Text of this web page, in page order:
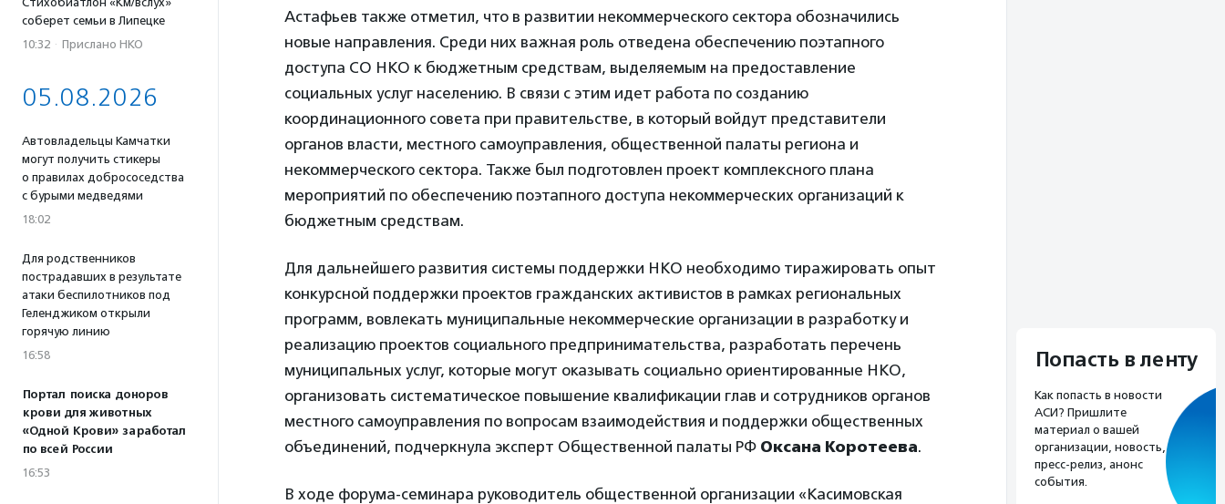
соберет семьи в Липецке
10:32 · Прислано НКО
05.08.2026
Автовладельцы Камчатки
могут получить стикеры
о правилах добрососедства
с бурыми медведями
18:02
Для родственников
пострадавших в результате
атаки беспилотников под
Геленджиком открыли
горячую линию
16:58
Портал поиска доноров
крови для животных
«Одной Крови» заработал
по всей России
16:53
Астафьев также отметил, что в развитии некоммерческого сектора обозначились
новые направления. Среди них важная роль отведена обеспечению поэтапного
доступа СО НКО к бюджетным средствам, выделяемым на предоставление
социальных услуг населению. В связи с этим идет работа по созданию
координационного совета при правительстве, в который войдут представители
органов власти, местного самоуправления, общественной палаты региона и
некоммерческого сектора. Также был подготовлен проект комплексного плана
мероприятий по обеспечению поэтапного доступа некоммерческих организаций к
бюджетным средствам.
Для дальнейшего развития системы поддержки НКО необходимо тиражировать опыт
конкурсной поддержки проектов гражданских активистов в рамках региональных
программ, вовлекать муниципальные некоммерческие организации в разработку и
реализацию проектов социального предпринимательства, разработать перечень
муниципальных услуг, которые могут оказывать социально ориентированные НКО,
организовать систематическое повышение квалификации глав и сотрудников органов
местного самоуправления по вопросам взаимодействия и поддержки общественных
объединений, подчеркнула эксперт Общественной палаты РФ Оксана Коротеева.
В ходе форума-семинара руководитель общественной организации «Касимовская
Попасть в ленту
Как попасть в новости
АСИ? Пришлите
материал о вашей
организации, новость,
пресс-релиз, анонс
события.